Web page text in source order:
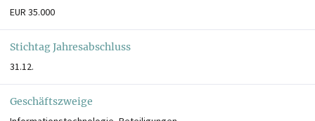
EUR 35.000
Stichtag Jahresabschluss
31.12.
Geschäftszweige